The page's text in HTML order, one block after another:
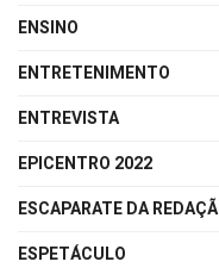
ENSINO
ENTRETENIMENTO
ENTREVISTA
EPICENTRO 2022
ESCAPARATE DA
ESPETÁCULO